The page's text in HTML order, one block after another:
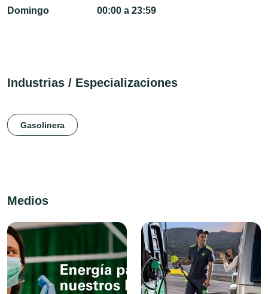
Domingo 00:00 a 23:59
Industrias / Especializaciones
Gasolinera
Medios